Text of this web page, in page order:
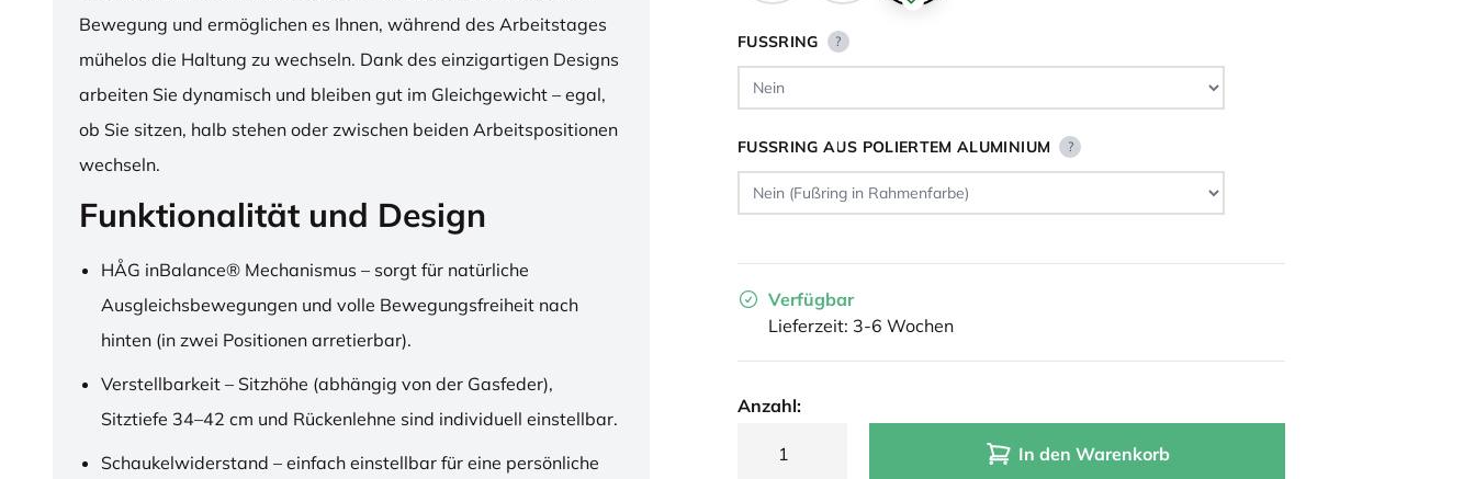
Bewegung und ermöglichen es Ihnen, während des Arbeitstages
mühelos die Haltung zu wechseln. Dank des einzigartigen Designs
arbeiten Sie dynamisch und bleiben gut im Gleichgewicht – egal,
ob Sie sitzen, halb stehen oder zwischen beiden Arbeitspositionen
wechseln.
Funktionalität und Design
HÅG inBalance® Mechanismus – sorgt für natürliche
Ausgleichsbewegungen und volle Bewegungsfreiheit nach
hinten (in zwei Positionen arretierbar).
Verstellbarkeit – Sitzhöhe (abhängig von der Gasfeder),
Sitztiefe 34–42 cm und Rückenlehne sind individuell einstellbar.
Schaukelwiderstand – einfach einstellbar für eine persönliche
FUSSRING ?
FUSSRING AUS POLIERTEM ALUMINIUM ?
Verfügbar
Lieferzeit: 3-6 Wochen
Anzahl:
In den Warenkorb